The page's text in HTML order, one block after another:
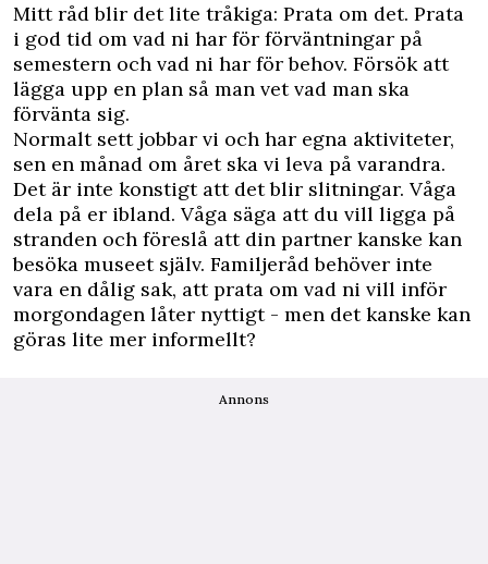
Mitt råd blir det lite tråkiga: Prata om det. Prata
i god tid om vad ni har för förväntningar på
semestern och vad ni har för behov. Försök att
lägga upp en plan så man vet vad man ska
förvänta sig.
Normalt sett jobbar vi och har egna aktiviteter,
sen en månad om året ska vi leva på varandra.
Det är inte konstigt att det blir slitningar. Våga
dela på er ibland. Våga säga att du vill ligga på
stranden och föreslå att din partner kanske kan
besöka museet själv. Familjeråd behöver inte
vara en dålig sak, att prata om vad ni vill inför
morgondagen låter nyttigt - men det kanske kan
göras lite mer informellt?
Annons